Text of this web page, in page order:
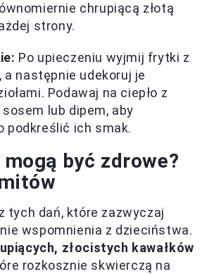
chrupiącą złotą
strony.
Po upieczeniu wyjmij frytki z
a następnie udekoruj je
Podawaj na ciepło z
lub dipem, aby
podkreślić ich smak.
być zdrowe?
tych dań, które zazwyczaj
wspomnienia z dzieciństwa.
złocistych kawałków
rozkosznie skwierczą na